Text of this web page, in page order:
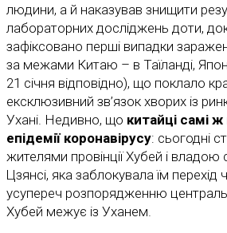
людини, а й наказував знищити
лабораторних досліджень доти,
зафіксовано перші випадки
за межами Китаю – в Таїланді,
21 січня відповідно), що поклало
ексклюзивний зв’язок хворих із
Ухані. Недивно, що китайці самі
епідемії коронавірусу: сьогодні
жителями провінції Хубей і владою
Цзянсі, яка заблокувала їм перехід
усупереч розпорядженню
Хубей межує із Уханем.